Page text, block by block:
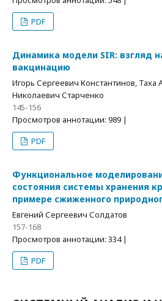
PDF
Динамика модели SIR: взгляд
вакцинацию
Игорь Сергеевич Константинов, Таха
Николаевич Старченко
145-156
Просмотров аннотации: 989 |
PDF
Функциональное
состояния системы хранения
примере сжиженного
Евгений Сергеевич Солдатов
157-168
Просмотров аннотации: 334 |
PDF